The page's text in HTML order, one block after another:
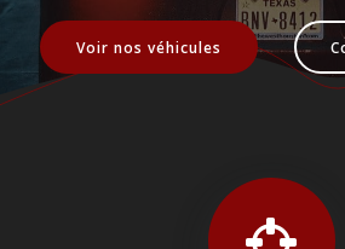
Voir nos véhicules